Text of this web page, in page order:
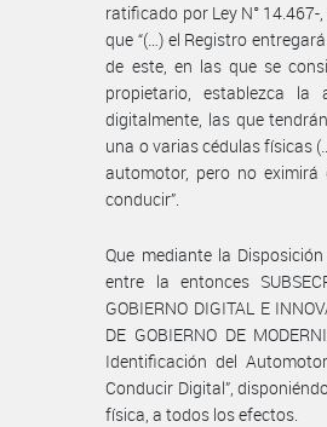
ratificado por Ley N°
que “(…) el Registro
de este, en las que se
propietario, establezca la
digitalmente, las que
una o varias cédulas físicas
automotor, pero no
conducir”.
Que mediante la
entre la entonces
GOBIERNO DIGITAL E
DE GOBIERNO DE
Identificación del
Conducir Digital”,
física, a todos los efectos.